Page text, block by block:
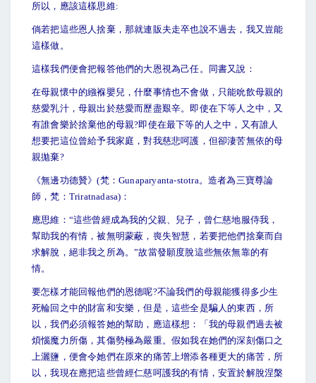
所以，應該這樣思維:
倘若把這些恩人捨棄，那就連販夫走卒也說不過去，我又豈能
這樣做。
這樣我們便會把報答他們的大恩視為己任。同書又說：
在母親懷中的繈褓嬰兒，什麼事情也不會做，只能吮飲母親的
慈愛乳汁，母親出於慈愛而歷盡艱辛。即使在下等人之中，又
有誰會樂於捨棄他的母親?即使在最下等的人之中，又有誰人
想要把這位曾給予我家庭，對我慈悲呵護，但卻淒苦無依的母
親拋棄?
《無邊功德贊》(梵：Gunaparyanta-stotra。造者為三寶尊論
師，梵：Triratnadasa)：
應思維：“這些曾經成為我的父親、兒子，曾仁慈地服侍我，
幫助我的有情，被無明蒙蔽，喪失智慧，若要把他們捨棄而自
求解脫，絕非我之所為。”故當發願度脫這些無依無靠的有
情。
要怎樣才能回報他們的恩德呢?不論我們的母親能獲得多少生
死輪回之中的財富和安樂，但是，這些全是騙人的東西，所
以，我們必須報答她的幫助，應這樣想：「我的母親們過去被
煩惱魔力所傷，其傷勢極為嚴重。假如我在她們的深刻傷口之
上灑鹽，便會令她們在原來的痛苦上增添各種更大的痛苦，所
以，我現在應把這些曾經仁慈呵護我的有情，安置於解脫涅槃